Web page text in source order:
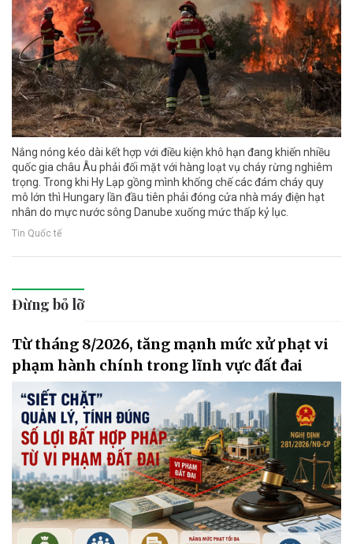
Nắng nóng kéo dài kết hợp với điều kiện khô hạn đang khiến nhiều
quốc gia châu Âu phải đối mặt với hàng loạt vụ cháy rừng nghiêm
trọng. Trong khi Hy Lạp gồng mình khống chế các đám cháy quy
mô lớn thì Hungary lần đầu tiên phải đóng cửa nhà máy điện hạt
nhân do mực nước sông Danube xuống mức thấp kỷ lục.
Tin Quốc tế
Đừng bỏ lỡ
Từ tháng 8/2026, tăng mạnh mức xử phạt vi
phạm hành chính trong lĩnh vực đất đai